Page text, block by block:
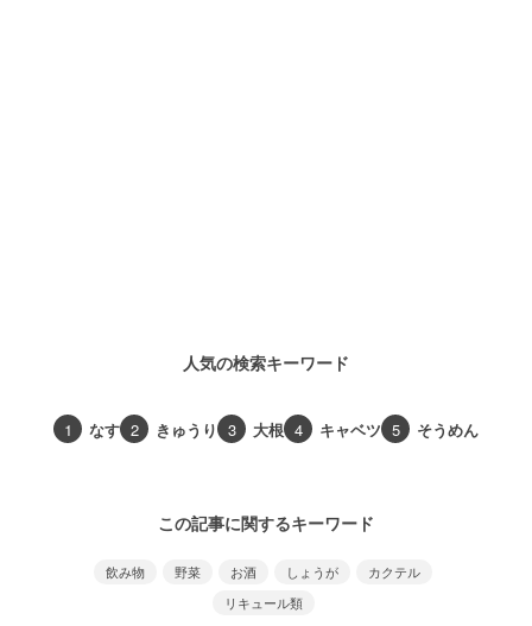
人気の検索キーワード
1 なす 2 きゅうり 3 大根 4 キャベツ 5 そうめん
この記事に関するキーワード
飲み物 野菜 お酒 しょうが
カクテル
リキュール類